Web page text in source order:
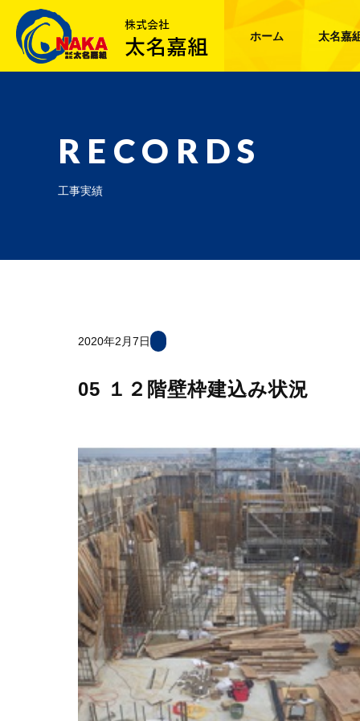
ホーム 太名嘉
RECORDS
工事実績
2020年2月7日
05 １２階壁枠建込み状況